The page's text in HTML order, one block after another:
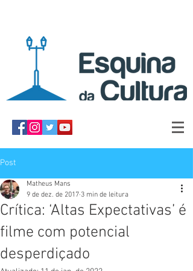
Post
Crítica: ‘Altas Expectativas’ é
filme com potencial
desperdiçado
Matheus Mans
9 de dez. de 2017 3 min de leitura